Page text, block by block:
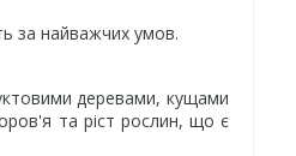
за найважчих умов.
деревами, кущами
та ріст рослин, що є